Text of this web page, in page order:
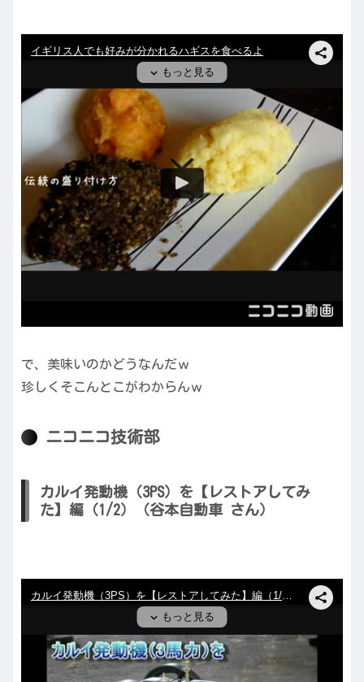
で、美味いのかどうなんだｗ
珍しくそこんとこがわからんｗ
ニコニコ技術部
カルイ発動機（3PS）を【レストアしてみ
た】編（1/2）（谷本自動車 さん）